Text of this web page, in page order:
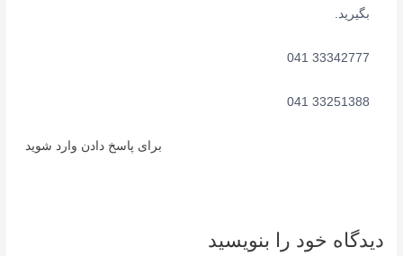
بگیرید.
33342777 041
33251388 041
برای پاسخ دادن وارد شوید
دیدگاه‌ خود را بنویسید